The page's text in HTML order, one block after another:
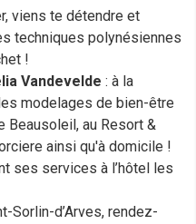
viens te détendre et
techniques polynésiennes
!
Vandevelde : à la
modelages de bien-être
Beausoleil, au Resort &
ainsi qu'à domicile !
ses services à l’hôtel les
Sorlin-d’Arves, rendez-